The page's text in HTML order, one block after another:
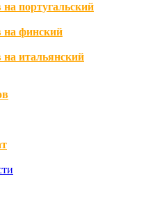
португальский
на финский
на итальянский